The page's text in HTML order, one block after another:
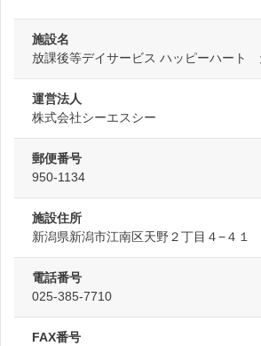
施設名
放課後等デイサービス ハッピーハート
運営法人
株式会社シーエスシー
郵便番号
950-1134
施設住所
新潟県新潟市江南区天野２丁目４−４１
電話番号
025-385-7710
FAX番号